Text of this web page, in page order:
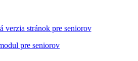
verzia stránok pre seniorov